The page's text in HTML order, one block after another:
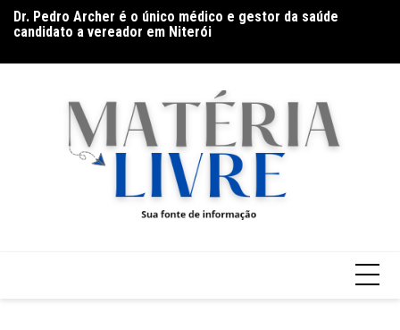
para
conteúdo
Dr. Pedro Archer é o único médico e gestor da saúde
candidato a vereador em Niterói